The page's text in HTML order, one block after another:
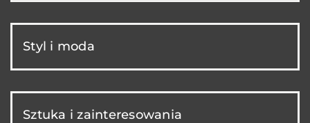
Styl i moda
Sztuka i zainteresowania